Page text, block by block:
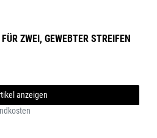
ZWEI, GEWEBTER STREIFEN
anzeigen